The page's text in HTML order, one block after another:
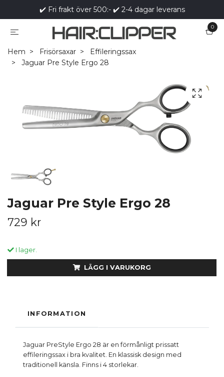
✔️ Fri frakt över 500:- ✔️ 2-4 dagar leverans
0
Hem Frisörsaxar
Effileringssax
Jaguar Pre Style Ergo 28
Jaguar Pre Style Ergo 28
729 kr
I lager.
LÄGG I VARUKORG
INFORMATION
Jaguar PreStyle Ergo 28 är en förmånligt prissatt
effileringssax i bra kvalitet. En klassisk design med
traditionell känsla. Finns i 4 storlekar.